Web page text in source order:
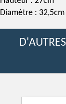
Diamètre : 32,5cm